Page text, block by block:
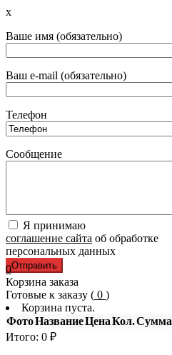
x
Ваше имя (обязательно)
Ваш e-mail (обязательно)
Телефон
Сообщение
Я принимаю
соглашение сайта об обработке
персональных данных
0
Корзина заказа
Готовые к заказу ( 0 )
Корзина пуста.
ФотоНазваниеЦенаКол.Сумма
Итого: 0 ₽